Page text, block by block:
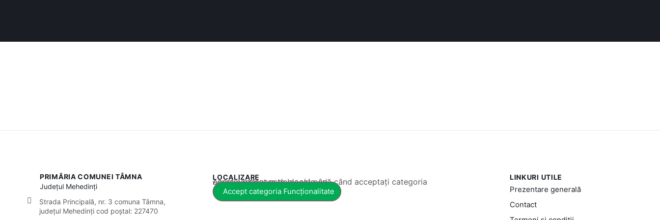
PRIMĂRIA COMUNEI TÂMNA
Județul Mehedinți
Strada Principală, nr. 3 comuna Tâmna,
județul Mehedinți cod poștal: 227470
LOCALIZARE
Acest conținut este blocat până când acceptați categoria corespunzătoare de cookie-uri.
Accept categoria Funcționalitate
LINKURI UTILE
Prezentare generală
Contact